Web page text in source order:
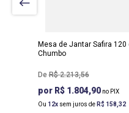
Mesa de Jantar Safira
Chumbo
R$ 2.213,56
R$ 1.804,90
Ou 12 sem juros de R$ 158 32